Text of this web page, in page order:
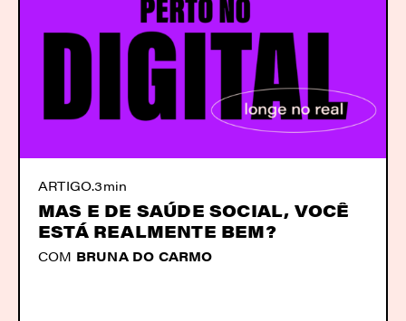
ARTIGO.3min
MAS E DE SAÚDE SOCIAL, VOCÊ
ESTÁ REALMENTE BEM?
COM BRUNA DO CARMO